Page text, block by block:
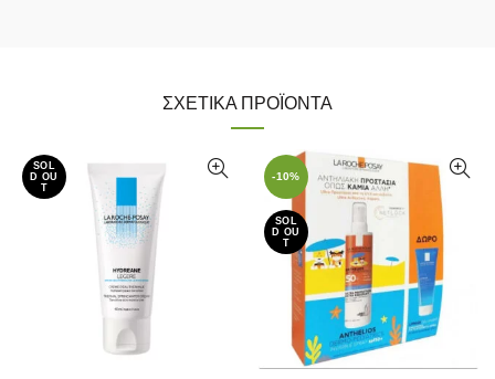
ΣΧΕΤΙΚΆ ΠΡΟΪΌΝΤΑ
SOL
D OU
T
-10%
SOL
D OU
T